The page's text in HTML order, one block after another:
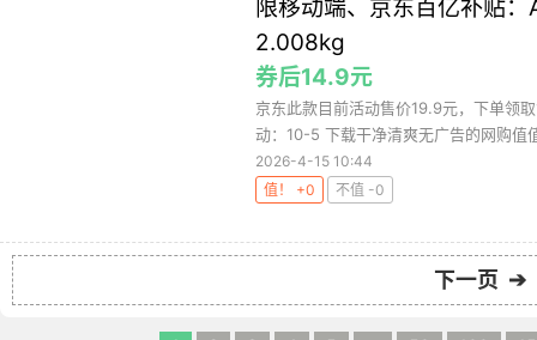
限移动端、京东百亿补贴
2.008kg
券后14.9元
京东此款目前活动售价19.9元，下单领
动：10-5 下载干净清爽无广告的网购值
2026-4-15 10:44
值！ +0
不值 -0
下一页 ➔